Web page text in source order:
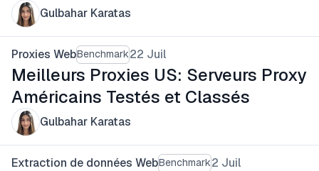
Gulbahar Karatas
Proxies WebBenchmark22 Juil
Meilleurs Proxies US: Serveurs Proxy
Américains Testés et Classés
Gulbahar Karatas
Extraction de données WebBenchmark2 Juil